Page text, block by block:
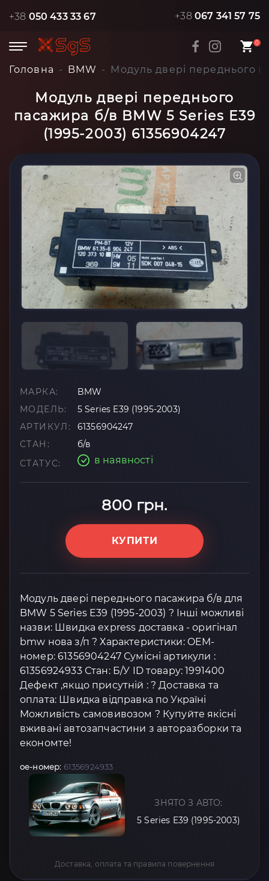
+38 050 433 33 67 +38 067 341 57 75
0
Головна BMW Модуль двері переднього
Модуль двері переднього
пасажира б/в BMW 5 Series E39
(1995-2003) 61356904247
МАРКА:
BMW
МОДЕЛЬ:
5 Series E39 (1995-2003)
АРТИКУЛ:
61356904247
СТАН:
б/в
СТАТУС:
в наявності
800 грн.
КУПИТИ
Модуль двері переднього пасажира б/в для
BMW 5 Series E39 (1995-2003) ? Інші можливі
назви: Швидка express доставка - оригінал
bmw нова з/п ? Характеристики: OEM-
номер: 61356904247 Сумісні артикули :
61356924933 Стан: Б/У ID товару: 1991400
Дефект ,якщо присутній : ? Доставка та
оплата: Швидка відправка по Україні
Можливість самовивозом ? Купуйте якісні
вживані автозапчастини з авторазборки та
економте!
oe-номер: 61356924933
ЗНЯТО З АВТО:
5 Series E39 (1995-2003)
Доставка, оплата та правила повернення